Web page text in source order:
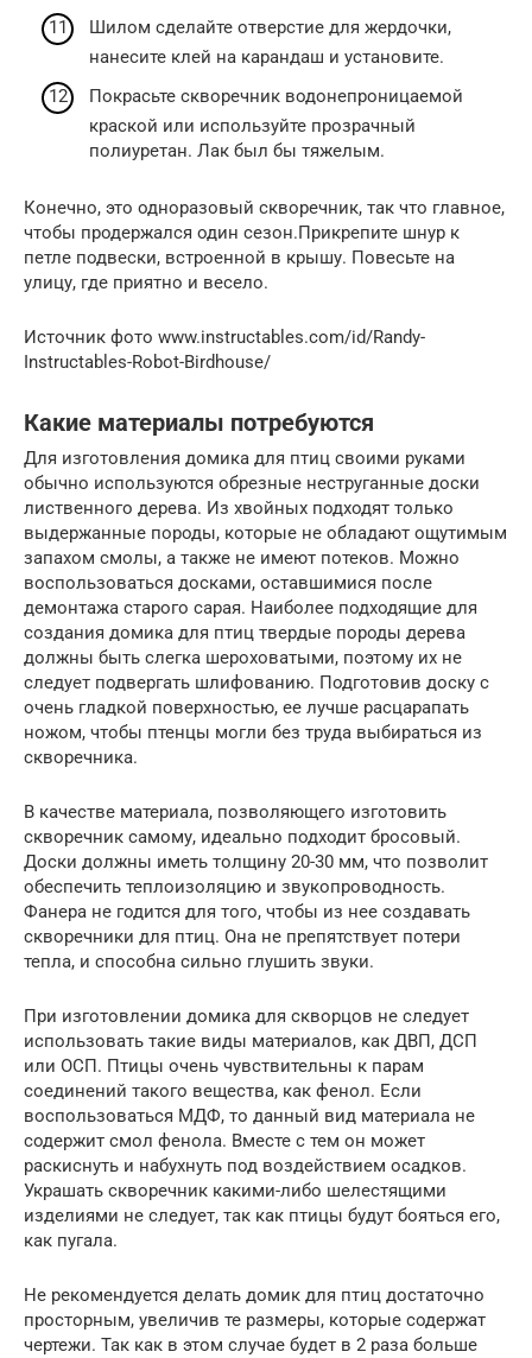
Шилом сделайте отверстие для жердочки,
нанесите клей на карандаш и установите.
Покрасьте скворечник водонепроницаемой
краской или используйте прозрачный
полиуретан. Лак был бы тяжелым.
Конечно, это одноразовый скворечник, так что главное,
чтобы продержался один сезон.Прикрепите шнур к
петле подвески, встроенной в крышу. Повесьте на
улицу, где приятно и весело.
Источник фото www.instructables.com/id/Randy-
Instructables-Robot-Birdhouse/
Какие материалы потребуются
Для изготовления домика для птиц своими руками
обычно используются обрезные неструганные доски
лиственного дерева. Из хвойных подходят только
выдержанные породы, которые не обладают ощутимым
запахом смолы, а также не имеют потеков. Можно
воспользоваться досками, оставшимися после
демонтажа старого сарая. Наиболее подходящие для
создания домика для птиц твердые породы дерева
должны быть слегка шероховатыми, поэтому их не
следует подвергать шлифованию. Подготовив доску с
очень гладкой поверхностью, ее лучше расцарапать
ножом, чтобы птенцы могли без труда выбираться из
скворечника.
В качестве материала, позволяющего изготовить
скворечник самому, идеально подходит бросовый.
Доски должны иметь толщину 20-30 мм, что позволит
обеспечить теплоизоляцию и звукопроводность.
Фанера не годится для того, чтобы из нее создавать
скворечники для птиц. Она не препятствует потери
тепла, и способна сильно глушить звуки.
При изготовлении домика для скворцов не следует
использовать такие виды материалов, как ДВП, ДСП
или ОСП. Птицы очень чувствительны к парам
соединений такого вещества, как фенол. Если
воспользоваться МДФ, то данный вид материала не
содержит смол фенола. Вместе с тем он может
раскиснуть и набухнуть под воздействием осадков.
Украшать скворечник какими-либо шелестящими
изделиями не следует, так как птицы будут бояться его,
как пугала.
Не рекомендуется делать домик для птиц достаточно
просторным, увеличив те размеры, которые содержат
чертежи. Так как в этом случае будет в 2 раза больше